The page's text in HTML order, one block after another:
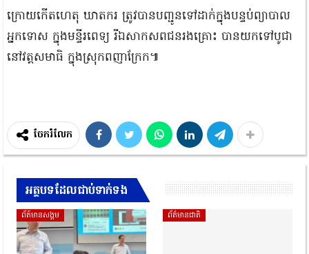
ក្រោយកើតហេតុ ឃាតករ ត្រូវបានបញ្ជូនទៅដាក់ក្នុងបន្ទប់ព្យាបាល
អ្នកទោស ក្នុងមន្ទីរពេទ្យ រីឯសាកសពជនរងគ្រោះ បានយកទៅបូជា
នៅវត្តសមាធិ ក្នុងស្រុកពញាក្រែក៕
ចែករំលែក
អត្ថបទដែលជាប់ទាក់ទង
ព័ត៍មានសង្គម ព័ត៌មានជាតិ